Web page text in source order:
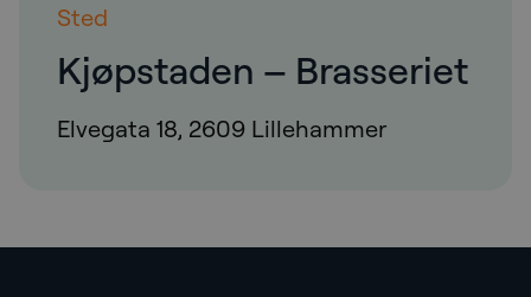
Sted
Kjøpstaden – Brasseriet
Elvegata 18, 2609 Lillehammer